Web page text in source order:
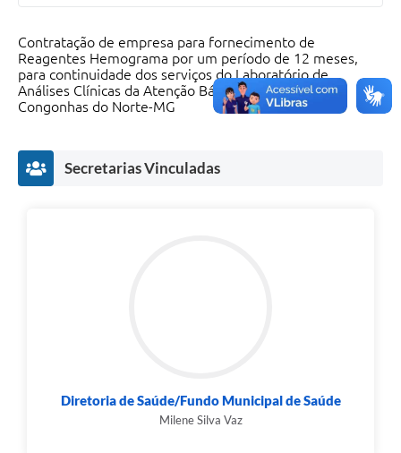
Contratação de empresa para fornecimento de
Reagentes Hemograma por um período de 12 meses,
para continuidade dos serviços do Laboratório de
Análises Clínicas da Atenção Básica do Município de
Congonhas do Norte-MG
Secretarias Vinculadas
Diretoria de Saúde/Fundo Municipal de Saúde
Milene Silva Vaz